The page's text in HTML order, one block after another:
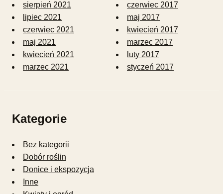
sierpień 2021
lipiec 2021
czerwiec 2021
maj 2021
kwiecień 2021
marzec 2021
czerwiec 2017
maj 2017
kwiecień 2017
marzec 2017
luty 2017
styczeń 2017
Kategorie
Bez kategorii
Dobór roślin
Donice i ekspozycja
Inne